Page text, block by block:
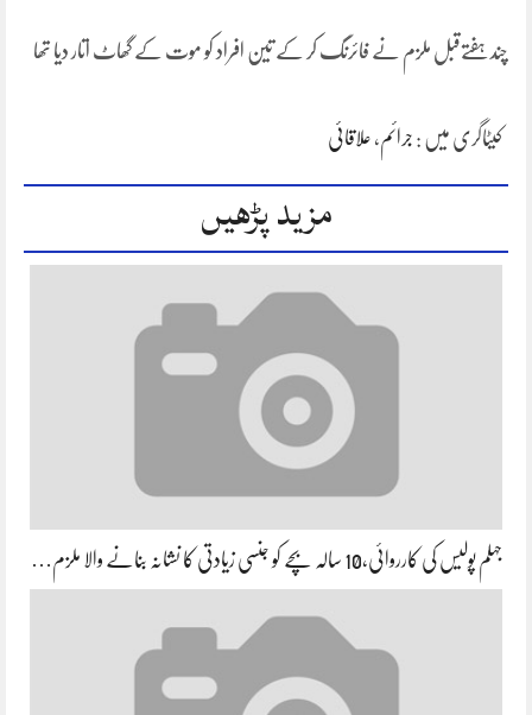
چند ہفتےقبل ملزم نے فائرنگ کر کے تین افراد کو موت کے گھاٹ اتار دیا تھا
کیٹاگری میں : جرائم ، علاقائی
مزید پڑھیں
جہلم پولیس کی کارروائی،10 سالہ بچے کو جنسی زیادتی کا نشانہ بنانے والا ملزم…